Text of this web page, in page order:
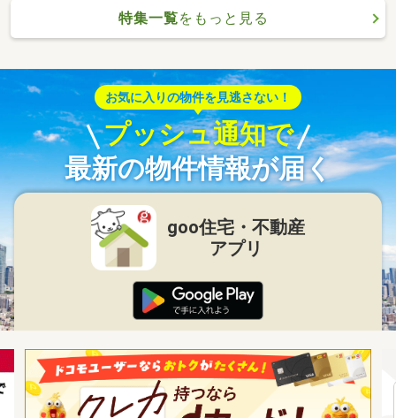
特集一覧をもっと見る
お気に入りの物件を見逃さない！
プッシュ通知で
最新の物件情報が届く
goo住宅・不動産
アプリ